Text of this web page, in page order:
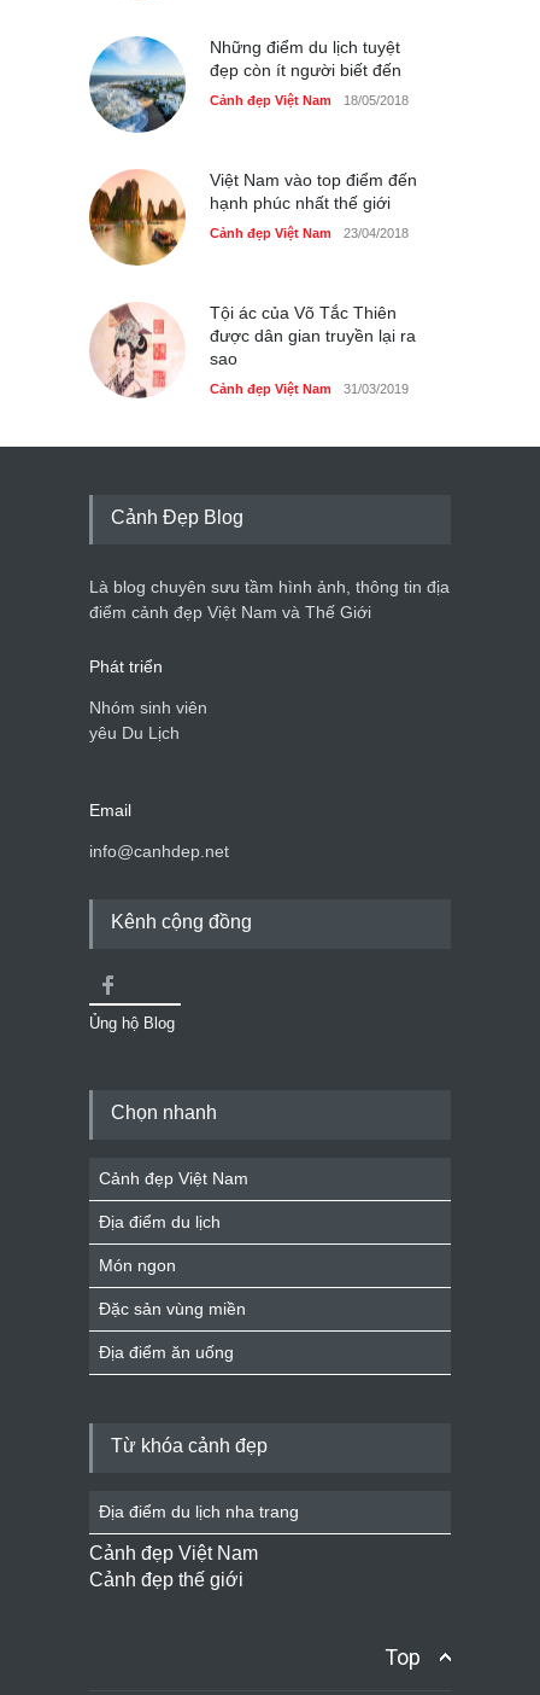
Những điểm du lịch tuyệt
đẹp còn ít người biết đến
Cảnh đẹp Việt Nam 18/05/2018
Việt Nam vào top điểm đến
hạnh phúc nhất thế giới
Cảnh đẹp Việt Nam 23/04/2018
Tội ác của Võ Tắc Thiên
được dân gian truyền lại ra
sao
Cảnh đẹp Việt Nam 31/03/2019
Cảnh Đẹp Blog
Là blog chuyên sưu tầm hình ảnh, thông tin địa
điểm cảnh đẹp Việt Nam và Thế Giới
Phát triển
Nhóm sinh viên
yêu Du Lịch
Email
info@canhdep.net
Kênh cộng đồng
Ủng hộ Blog
Chọn nhanh
Cảnh đẹp Việt Nam
Địa điểm du lịch
Món ngon
Đặc sản vùng miền
Địa điểm ăn uống
Từ khóa cảnh đẹp
Địa điểm du lịch nha trang
Cảnh đẹp Việt Nam
Cảnh đẹp thế giới
Top